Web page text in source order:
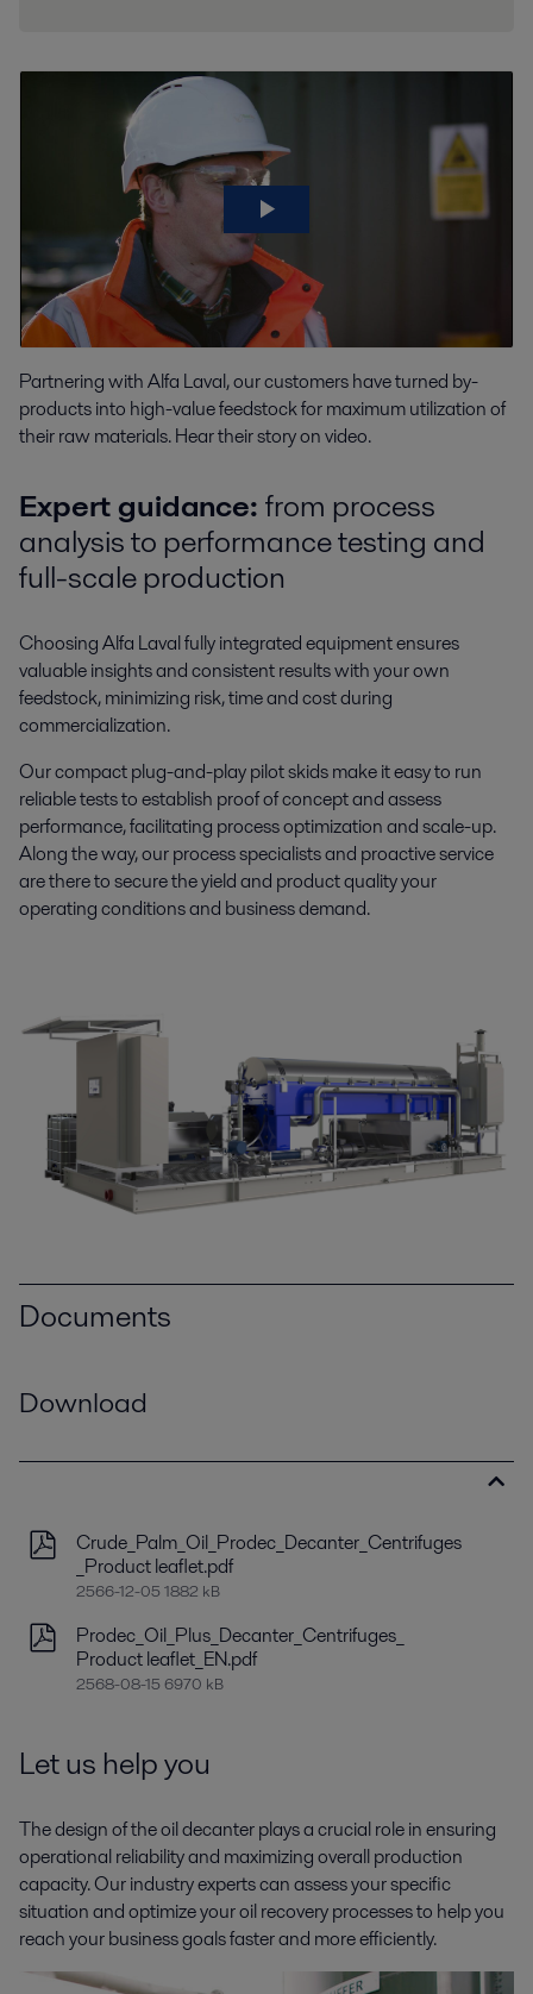
Partnering with Alfa Laval, our customers have turned by-
products into high-value feedstock for maximum utilization of
their raw materials. Hear their story on video.
Expert guidance:from process
analysis to performance testing and
full-scale production
Choosing Alfa Laval fully integrated equipment ensures
valuable insights and consistent results with your own
feedstock, minimizing risk, time and cost during
commercialization.
Our compact plug-and-play pilot skids make it easy to run
reliable tests to establish proof of concept and assess
performance, facilitating process optimization and scale-up.
Along the way, our process specialists and proactive service
are there to secure the yield and product quality your
operating conditions and business demand.
Documents
Download
Crude_Palm_Oil_Prodec_Decanter_Centrifuges
_Product leaflet.pdf
2566-12-05 1882 kB
Prodec_Oil_Plus_Decanter_Centrifuges_
Product leaflet_EN.pdf
2568-08-15 6970 kB
Let us help you
The design of the oil decanter plays a crucial role in ensuring
operational reliability and maximizing overall production
capacity. Our industry experts can assess your specific
situation and optimize your oil recovery processes to help you
reach your business goals faster and more efficiently.